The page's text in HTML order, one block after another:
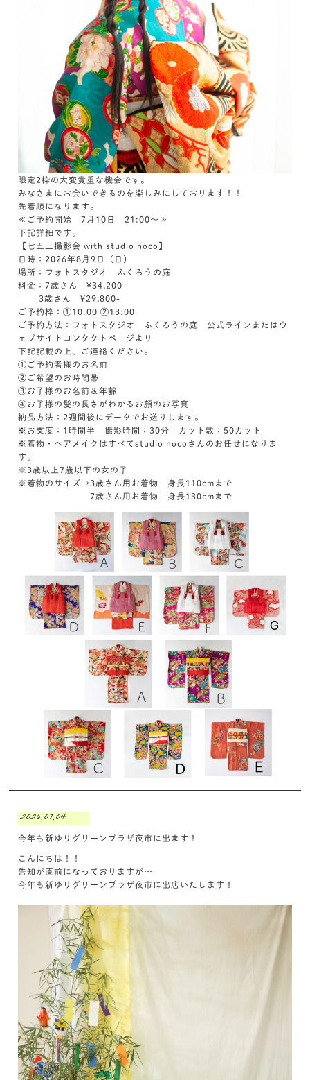
限定2枠の大変貴重な機会です。
みなさまにお会いできるのを楽しみにしております！！
先着順になります。
≪ご予約開始 7月10日 21:00～≫
下記詳細です。
【七五三撮影会 with studio noco】
日時：2026年8月9日（日）
場所：フォトスタジオ ふくろうの庭
料金：7歳さん ¥34,200-
3歳さん ¥29,800-
ご予約枠：①10:00 ②13:00
ご予約方法：フォトスタジオ ふくろうの庭 公式ラインまたはウ
ェブサイトコンタクトページより
下記記載の上、ご連絡ください。
①ご予約者様のお名前
②ご希望のお時間帯
③お子様のお名前＆年齢
④お子様の髪の長さがわかるお顔のお写真
納品方法：2週間後にデータでお送りします。
※お支度：1時間半 撮影時間：30分 カット数：50カット
※着物・ヘアメイクはすべてstudio nocoさんのお任せになりま
す。
※3歳以上7歳以下の女の子
※着物のサイズ→3歳さん用お着物 身長110cmまで
7歳さん用お着物 身長130cmまで
2026.07.04
今年も新ゆりグリーンプラザ夜市に出ます！
こんにちは！！
告知が直前になっておりますが…
今年も新ゆりグリーンプラザ夜市に出店いたします！